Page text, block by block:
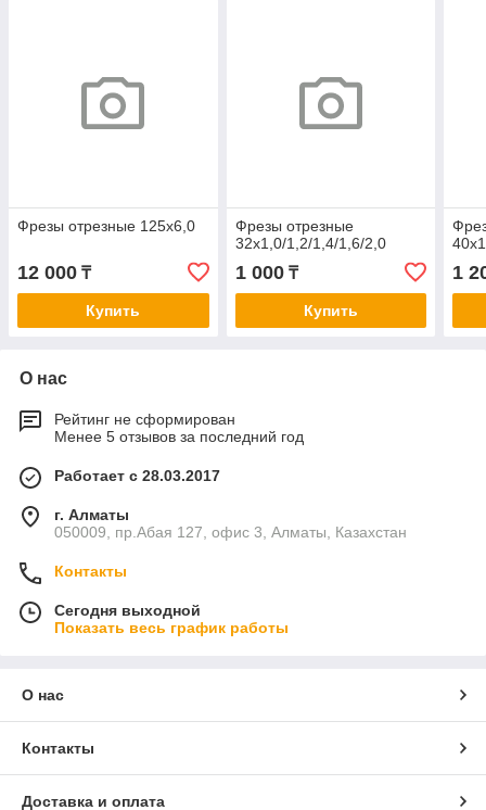
Фрезы отрезные 125х6,0
12 000 ₸
Купить
Фрезы отрезные
32х1,0/1,2/1,4/1,6/2,0
1 000₸
Купить
1
О нас
Рейтинг не сформирован
Менее 5 отзывов за последний год
Работает с 28.03.2017
г. Алматы
050009, пр.Абая 127, офис 3, Алматы, Казахстан
Контакты
Сегодня выходной
Показать весь график работы
О нас
Контакты
Доставка и оплата